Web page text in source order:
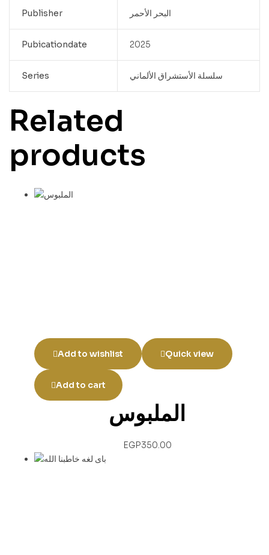
Publisher البحر الأحمر
Pubicationdate 2025
Series سلسلة الأستشراق الألماني
Related
products
Add to wishlist Quick view
Add to cart
الملبوس
EGP350.00